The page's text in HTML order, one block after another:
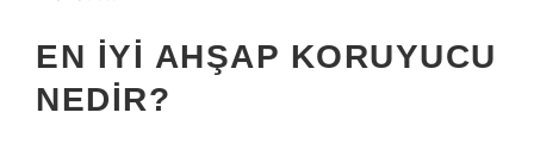
EN IYI AHŞAP KORUYUCU
NEDIR?